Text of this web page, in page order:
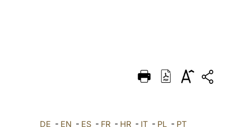
DEUTSCH
DE - EN - ES- FR- HR- IT- PL- PT